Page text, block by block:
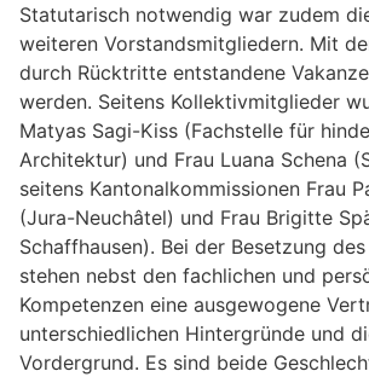
Statutarisch notwendig war zudem
weiteren Vorstandsmitgliedern. Mit
durch Rücktritte entstandene
werden. Seitens Kollektivmitglieder
Matyas Sagi-Kiss (Fachstelle für
Architektur) und Frau Luana Schena
seitens Kantonalkommissionen Frau
(Jura-Neuchâtel) und Frau Brigitte
Schaffhausen). Bei der Besetzung
stehen nebst den fachlichen und
Kompetenzen eine ausgewogene
unterschiedlichen Hintergründe und
Vordergrund. Es sind beide